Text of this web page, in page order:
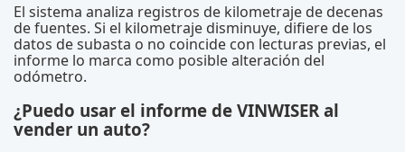
El sistema analiza registros de kilometraje de decenas
de fuentes. Si el kilometraje disminuye, difiere de los
datos de subasta o no coincide con lecturas previas, el
informe lo marca como posible alteración del
odómetro.
¿Puedo usar el informe de VINWISER al
vender un auto?